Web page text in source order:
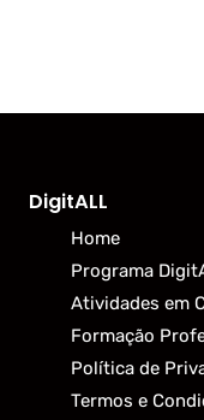
DigitALL
Home
Programa
Atividades em
Formação
Política de
Termos e